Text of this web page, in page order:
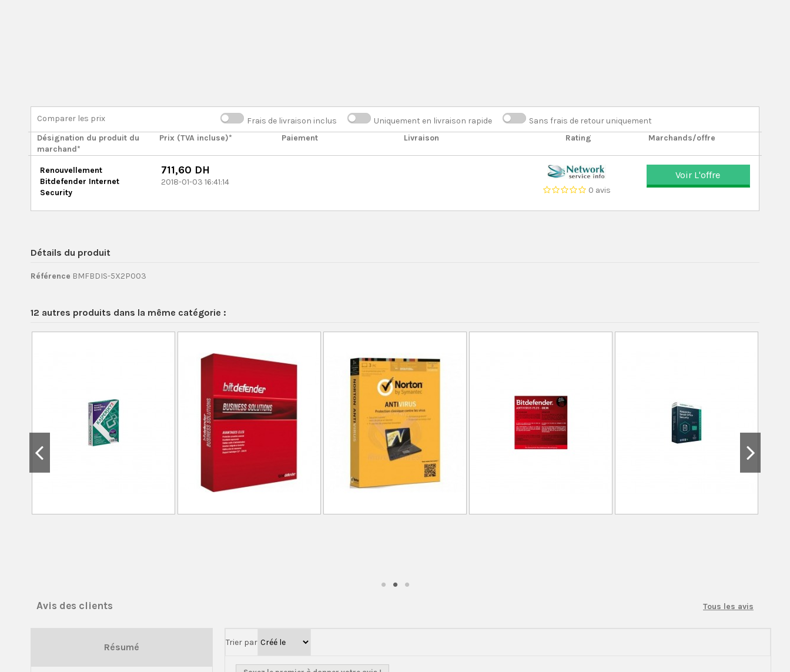
Comparer les prix Frais de livraison inclus Uniquement en livraison rapide
Sans frais de retour uniquement
Désignation du produit du
marchand*
Prix (TVA incluse)* Paiement Livraison Rating Marchands/offre
Renouvellement
Bitdefender Internet
Security
711,60 DH
2018-01-03 16:41:14
0 avis
Voir L'offre
Détails du produit
Référence BMFBDIS-5X2P003
12 autres produits dans la même catégorie :
Avis des clients Tous les avis
Résumé Trier par